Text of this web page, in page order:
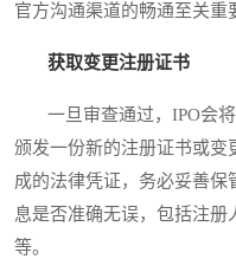
官方沟通渠道的畅通至关重
获取变更注册证书
一旦审查通过，IPO会将
颁发一份新的注册证书或变
成的法律凭证，务必妥善
息是否准确无误，包括注册
等。